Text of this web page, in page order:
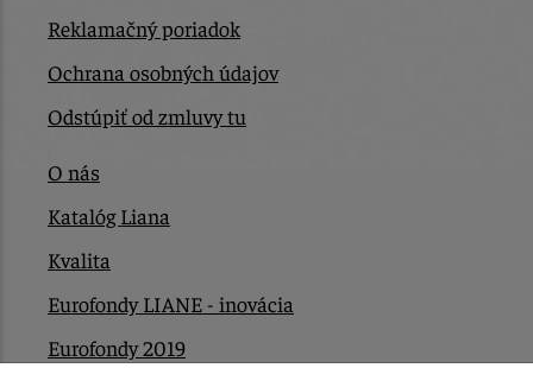
Reklamačný poriadok
Ochrana osobných údajov
Odstúpiť od zmluvy tu
O nás
Katalóg Liana
Kvalita
Eurofondy LIANE - inovácia
Eurofondy 2019